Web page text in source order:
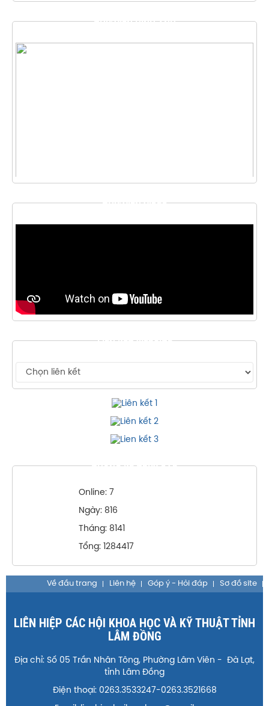
THƯ VIỆN HÌNH ẢNH
THƯ VIỆN VIDEO
LIÊN KẾT WEBSITE
THỐNG KÊ TRUY CẬP
Online: 7
Ngày: 816
Tháng: 8141
Tổng: 1284417
Về đầu trang Liên hệ Góp ý - Hỏi đáp Sơ đồ site
LIÊN HIỆP CÁC HỘI KHOA HỌC VÀ KỸ THUẬT TỈNH
LÂM ĐỒNG
Địa chỉ: Số 05 Trần Nhân Tông, Phường Lâm Viên - Đà Lạt,
tỉnh Lâm Đồng
Điện thoại: 0263.3533247-0263.3521668